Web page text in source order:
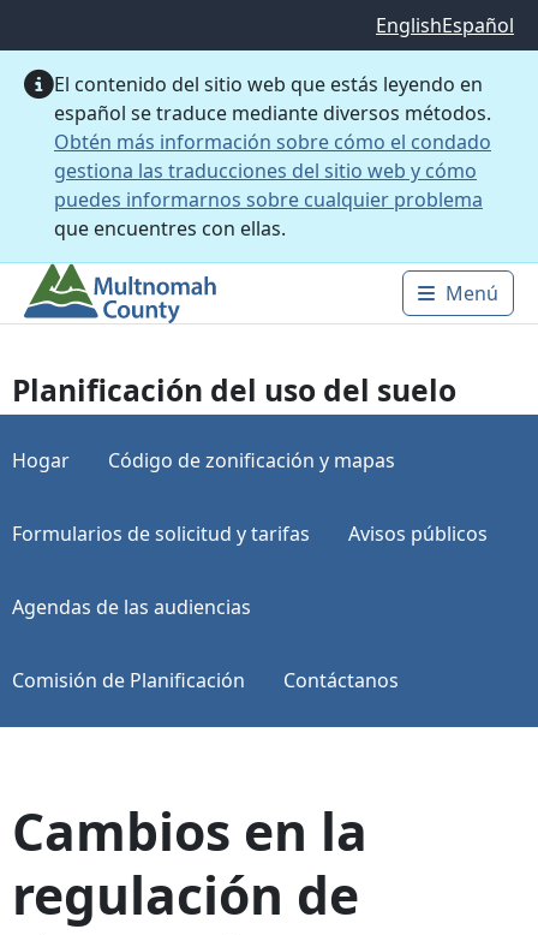
EnglishEspañol
El contenido del sitio web que estás leyendo en
español se traduce mediante diversos métodos.
Obtén más información sobre cómo el condado
gestiona las traducciones del sitio web y cómo
puedes informarnos sobre cualquier problema
que encuentres con ellas.
Main
Menú
Planificación del uso del suelo
Hogar Código de zonificación y mapas
Formularios de solicitud y tarifas Avisos públicos
Agendas de las audiencias
Comisión de Planificación Contáctanos
Cambios en la
regulación de